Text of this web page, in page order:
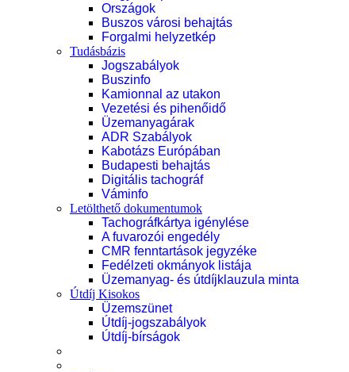
Országok
Buszos városi behajtás
Forgalmi helyzetkép
Tudásbázis
Jogszabályok
Buszinfo
Kamionnal az utakon
Vezetési és pihenőidő
Üzemanyagárak
ADR Szabályok
Kabotázs Európában
Budapesti behajtás
Digitális tachográf
Váminfo
Letölthető dokumentumok
Tachográfkártya igénylése
A fuvarozói engedély
CMR fenntartások jegyzéke
Fedélzeti okmányok listája
Üzemanyag- és útdíjklauzula minta
Útdíj Kisokos
Üzemszünet
Útdíj-jogszabályok
Útdíj-bírságok